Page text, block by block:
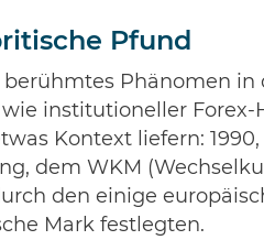
Pfund
berühmtes Phänomen
institutioneller
Kontext liefern:
dem WKM
den einige
Mark festlegten.